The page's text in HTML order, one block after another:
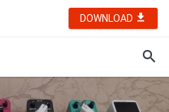
DOWNLOAD